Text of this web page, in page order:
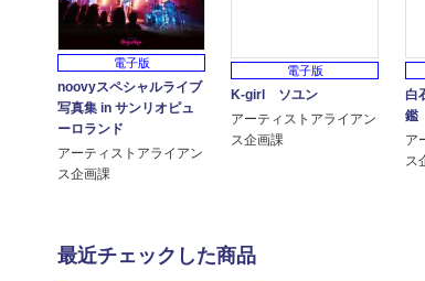
電子版
noovyスペシャルライブ
写真集 in サンリオピュ
ーロランド
アーティストアライアン
ス企画課
電子版
K-girl ソユン
アーティストアライアン
ス企画課
白
鑑
ア
ス
最近チェックした商品